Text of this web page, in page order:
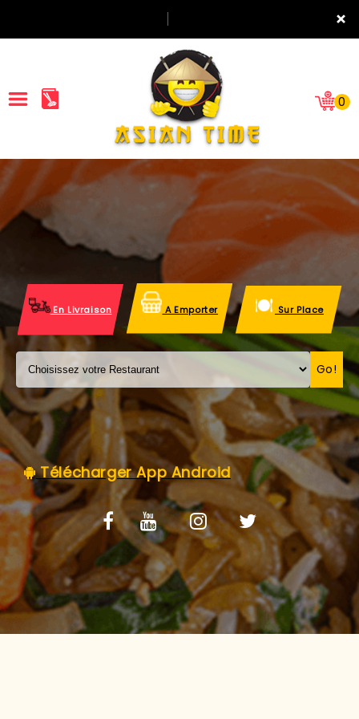
×
ACCUEIL
LA CARTE
VOS AVIS
MENTIONS LÉGALES
C.G.V
0
En Livraison A Emporter Sur Place
Go!
Télécharger App Android